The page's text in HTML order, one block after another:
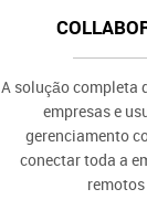
A solução completa
empresas e
gerenciamento
conectar toda a